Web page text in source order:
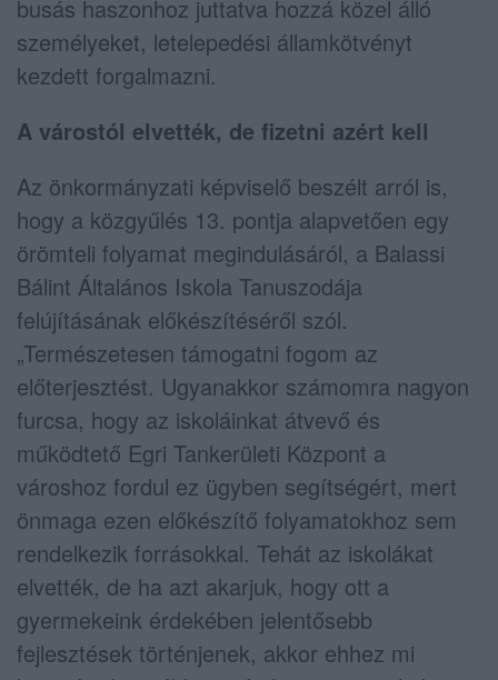
busás haszonhoz juttatva hozzá közel álló
személyeket, letelepedési államkötvényt
kezdett forgalmazni.
A várostól elvették, de fizetni azért kell
Az önkormányzati képviselő beszélt arról is,
hogy a közgyűlés 13. pontja alapvetően egy
örömteli folyamat megindulásáról, a Balassi
Bálint Általános Iskola Tanuszodája
felújításának előkészítéséről szól.
„Természetesen támogatni fogom az
előterjesztést. Ugyanakkor számomra nagyon
furcsa, hogy az iskoláinkat átvevő és
működtető Egri Tankerületi Központ a
városhoz fordul ez ügyben segítségért, mert
önmaga ezen előkészítő folyamatokhoz sem
rendelkezik forrásokkal. Tehát az iskolákat
elvették, de ha azt akarjuk, hogy ott a
gyermekeink érdekében jelentősebb
fejlesztések történjenek, akkor ehhez mi